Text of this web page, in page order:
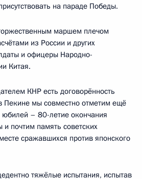
на параде Победы.
маршем плечом
из России и других
и офицеры Народно-
Китая.
КНР есть договорённость
Пекине мы совместно отметим ещё
– 80-летие окончания
почтим память советских
сражавшихся против японского
тяжёлые испытания, испытав